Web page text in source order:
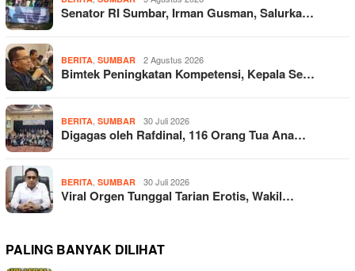
Senator RI Sumbar, Irman Gusman, Salurka…
BERITA SUMBAR 2 Agustus 2026
Bimtek Peningkatan Kompetensi, Kepala Se…
BERITA SUMBAR 30 Juli 2026
Digagas oleh Rafdinal, 116 Orang Tua Ana…
BERITA SUMBAR 30 Juli 2026
Viral Orgen Tunggal Tarian Erotis, Wakil…
PALING BANYAK DILIHAT